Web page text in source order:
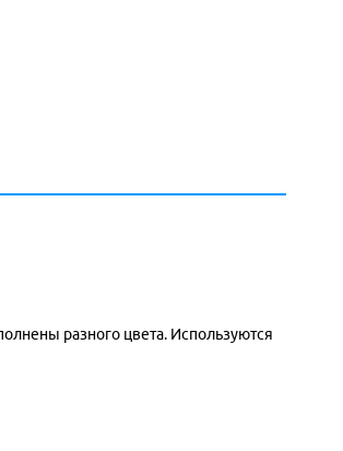
разного цвета. Используются